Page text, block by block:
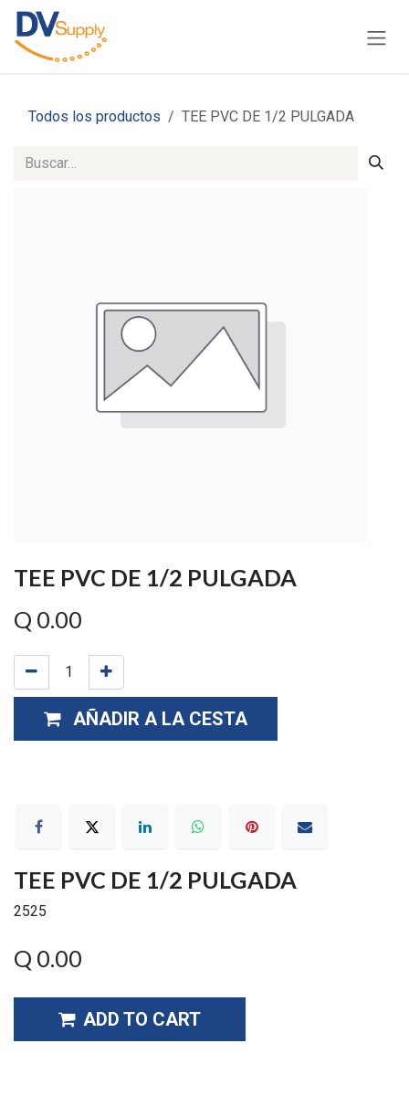
Ir al contenido
Todos los productos TEE PVC DE 1/2 PULGADA
TEE PVC DE 1/2 PULGADA
Q 0.00
AÑADIR A LA CESTA
TEE PVC DE 1/2 PULGADA
2525
Q 0.00
ADD TO CART